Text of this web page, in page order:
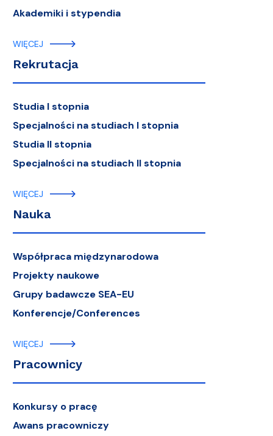
Akademiki i stypendia
WIĘCEJ
Rekrutacja
Studia I stopnia
Specjalności na studiach I stopnia
Studia II stopnia
Specjalności na studiach II stopnia
WIĘCEJ
Nauka
Współpraca międzynarodowa
Projekty naukowe
Grupy badawcze SEA-EU
Konferencje/Conferences
WIĘCEJ
Pracownicy
Konkursy o pracę
Awans pracowniczy